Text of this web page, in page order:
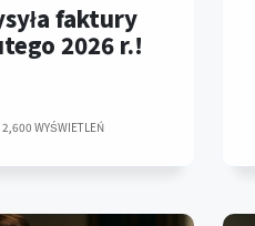
faktury
2026 r.!
2,600 WYŚWIETLEŃ